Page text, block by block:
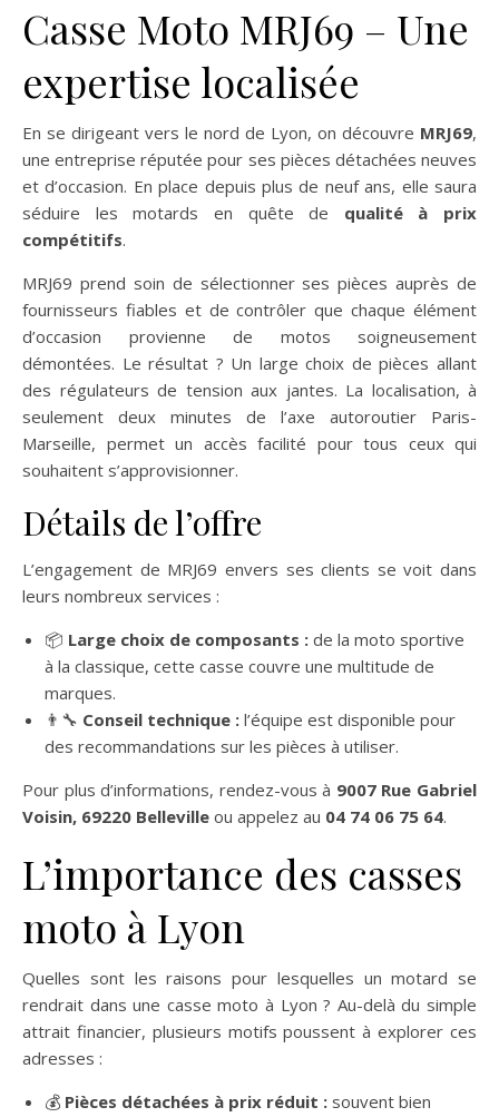
Casse Moto MRJ69 – Une
expertise localisée
En se dirigeant vers le nord de Lyon, on découvre MRJ69,
une entreprise réputée pour ses pièces détachées neuves
et d’occasion. En place depuis plus de neuf ans, elle saura
séduire les motards en quête de qualité à prix
compétitifs.
MRJ69 prend soin de sélectionner ses pièces auprès de
fournisseurs fiables et de contrôler que chaque élément
d’occasion provienne de motos soigneusement
démontées. Le résultat ? Un large choix de pièces allant
des régulateurs de tension aux jantes. La localisation, à
seulement deux minutes de l’axe autoroutier Paris-
Marseille, permet un accès facilité pour tous ceux qui
souhaitent s’approvisionner.
Détails de l’offre
L’engagement de MRJ69 envers ses clients se voit dans
leurs nombreux services :
📦 Large choix de composants : de la moto sportive
à la classique, cette casse couvre une multitude de
marques.
👨‍🔧 Conseil technique : l’équipe est disponible pour
des recommandations sur les pièces à utiliser.
Pour plus d’informations, rendez-vous à 9007 Rue Gabriel
Voisin, 69220 Belleville ou appelez au 04 74 06 75 64.
L’importance des casses
moto à Lyon
Quelles sont les raisons pour lesquelles un motard se
rendrait dans une casse moto à Lyon ? Au-delà du simple
attrait financier, plusieurs motifs poussent à explorer ces
adresses :
💰 Pièces détachées à prix réduit : souvent bien